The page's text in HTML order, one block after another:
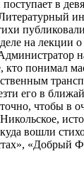
в
на лекции о
кто понимал
его в
чтобы в
вошли
«Добрый